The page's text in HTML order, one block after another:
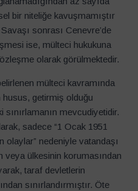
bir niteliğe kavuşmamıştır
sonrası Cenevre’de
ise, mülteci hukukuna
olarak görülmektedir.
mülteci kavramında
husus, getirmiş olduğu
mevcudiyetidir.
sadece “1 Ocak 1951
olaylar” nedeniyle vatandaşı
veya ülkesinin korumasından
taraf devletlerin
sınırlandırmıştır. Öte